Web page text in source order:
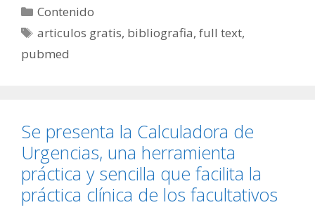
Categorías
Contenido
Etiquetas
articulos gratis, bibliografia,full text,
pubmed
Se presenta la Calculadora de
Urgencias, una herramienta
práctica y sencilla que facilita la
práctica clínica de los facultativos